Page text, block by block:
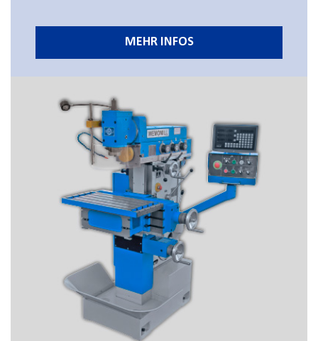
MEHR INFOS